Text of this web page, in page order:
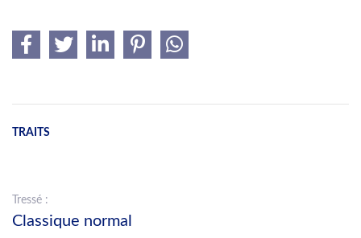
TRAITS
Tressé :
Classique normal